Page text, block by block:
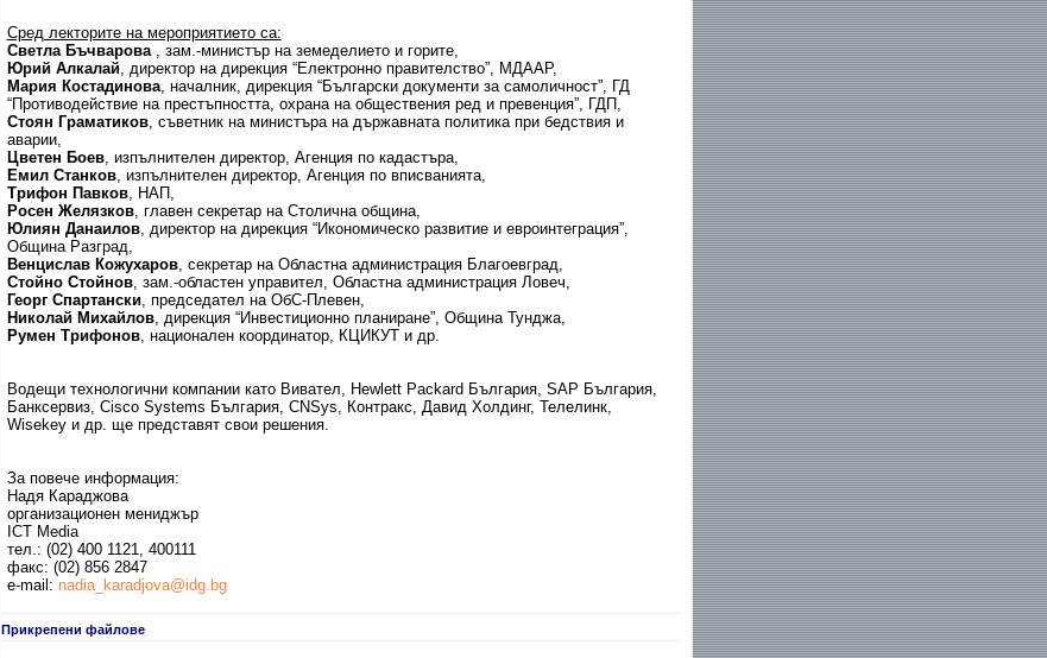
Сред лекторите на мероприятието са:
Светла Бъчварова , зам.-министър на земеделието и горите,
Юрий Алкалай, директор на дирекция “Електронно правителство”, МДААР,
Мария Костадинова, началник, дирекция “Български документи за самоличност”, ГД
“Противодействие на престъпността, охрана на обществения ред и превенция”, ГДП,
Стоян Граматиков, съветник на министъра на държавната политика при бедствия и
аварии,
Цветен Боев, изпълнителен директор, Агенция по кадастъра,
Емил Станков, изпълнителен директор, Агенция по вписванията,
Трифон Павков, НАП,
Росен Желязков, главен секретар на Столична община,
Юлиян Данаилов, директор на дирекция “Икономическо развитие и евроинтеграция”,
Община Разград,
Венцислав Кожухаров, секретар на Областна администрация Благоевград,
Стойно Стойнов, зам.-областен управител, Областна администрация Ловеч,
Георг Спартански, председател на ОбС-Плевен,
Николай Михайлов, дирекция “Инвестиционно планиране”, Община Тунджа,
Румен Трифонов, национален координатор, КЦИКУТ и др.
Водещи технологични компании като Вивател, Hewlett Packard България, SAP България,
Банксервиз, Cisco Systems България, CNSys, Контракс, Давид Холдинг, Телелинк,
Wisekey и др. ще представят свои решения.
За повече информация:
Надя Караджова
организационен мениджър
ICT Media
тел.: (02) 400 1121, 400111
факс: (02) 856 2847
e-mail: nadia_karadjova@idg.bg
Прикрепени файлове